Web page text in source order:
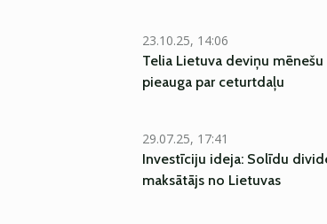
23.10.25, 14:06
Telia Lietuva deviņu
pieauga par ceturtdaļu
29.07.25, 17:41
Investīciju ideja: Solīdu
maksātājs no Lietuvas